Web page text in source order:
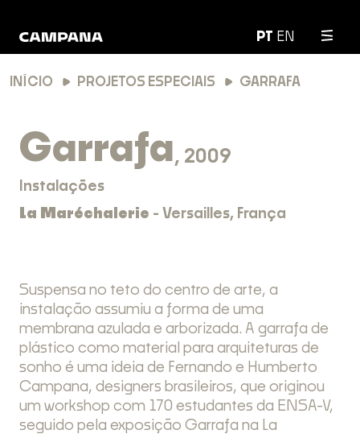
PT EN
INÍCIO PROJETOS ESPECIAIS GARRAFA
Garrafa, 2009
Instalações
La Maréchalerie - Versailles, França
Suspensa no teto do centro de arte, a
instalação assumiu a forma de uma
membrana azulada e arborizada. A garrafa de
plástico como material para arquiteturas de
sonho é uma ideia de Fernando e Humberto
Campana, designers brasileiros, que originou
um workshop com 170 estudantes da ENSA-V,
seguido pela exposição Garrafa na La